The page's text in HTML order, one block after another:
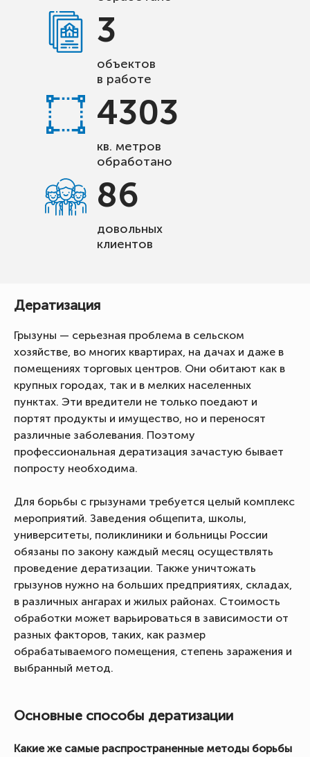
3
объектов
в работе
4303
кв. метров
обработано
86
довольных
клиентов
Дератизация
Грызуны — серьезная проблема в сельском
хозяйстве, во многих квартирах, на дачах и даже в
помещениях торговых центров. Они обитают как в
крупных городах, так и в мелких населенных
пунктах. Эти вредители не только поедают и
портят продукты и имущество, но и переносят
различные заболевания. Поэтому
профессиональная дератизация зачастую бывает
попросту необходима.
Для борьбы с грызунами требуется целый комплекс
мероприятий. Заведения общепита, школы,
университеты, поликлиники и больницы России
обязаны по закону каждый месяц осуществлять
проведение дератизации. Также уничтожать
грызунов нужно на больших предприятиях, складах,
в различных ангарах и жилых районах. Стоимость
обработки может варьироваться в зависимости от
разных факторов, таких, как размер
обрабатываемого помещения, степень заражения и
выбранный метод.
Основные способы дератизации
Какие же самые распространенные методы борьбы